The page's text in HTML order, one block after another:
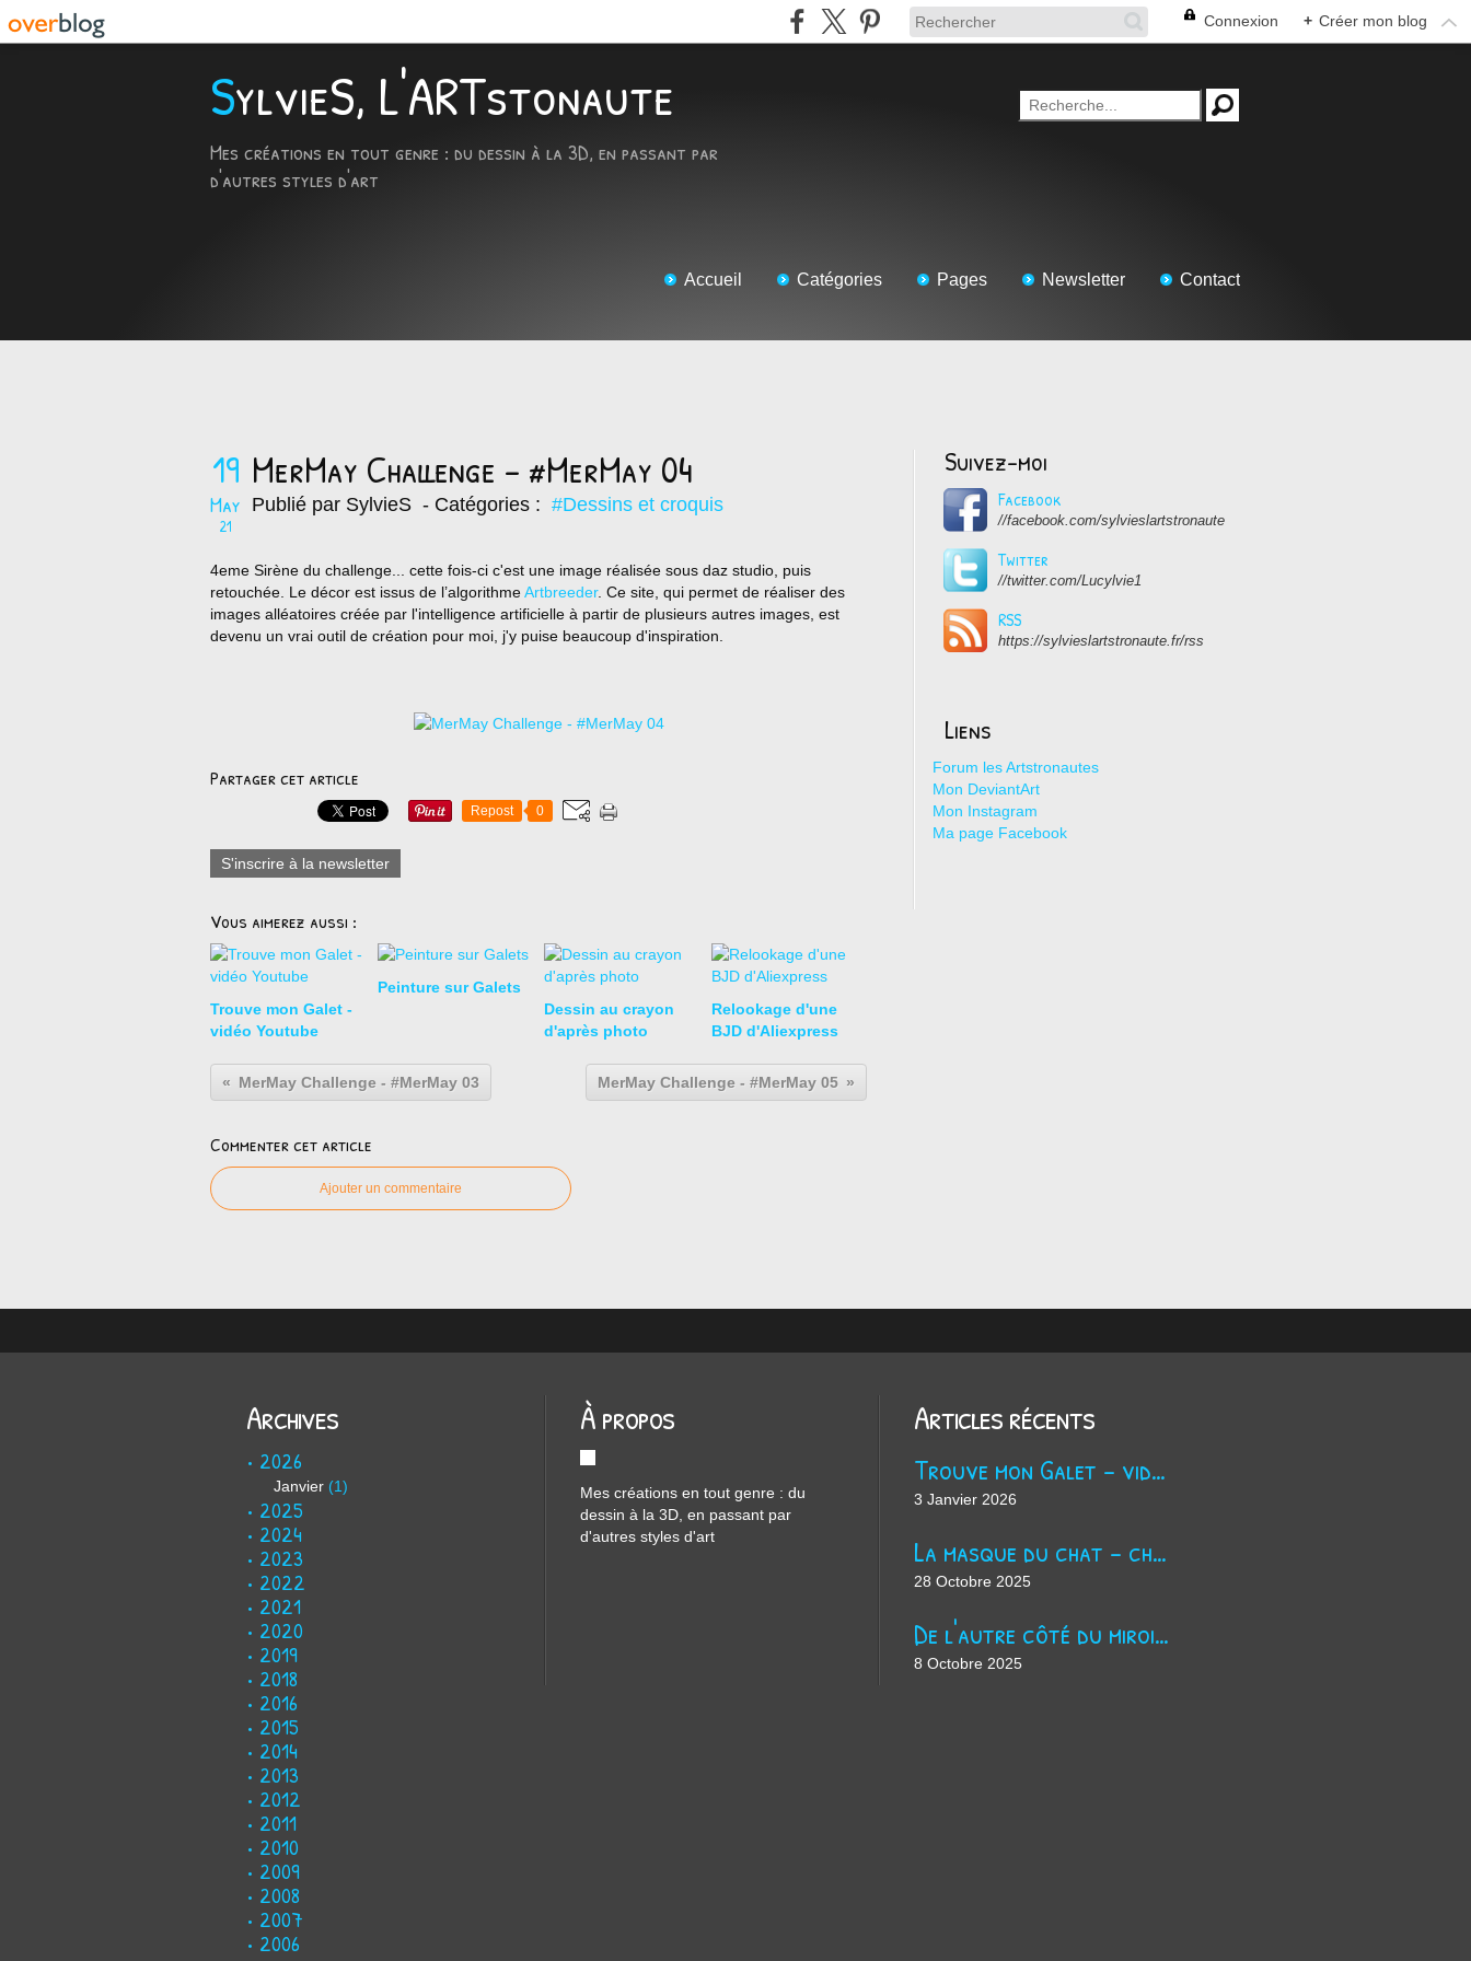
Connexion + Créer mon blog
SylvieS, L'ARTstonaute
Mes créations en tout genre : du dessin à la 3D, en passant par
d'autres styles d'art
Accueil Catégories Pages Newsletter Contact
19
May
21
MerMay Challenge - #MerMay 04
Publié par SylvieS - Catégories : #Dessins et croquis
4eme Sirène du challenge... cette fois-ci c'est une image réalisée sous daz studio, puis
retouchée. Le décor est issus de l’algorithmeArtbreeder. Ce site, qui permet de réaliser des
images alléatoires créée par l'intelligence artificielle à partir de plusieurs autres images, est
devenu un vrai outil de création pour moi, j'y puise beaucoup d'inspiration.
Partager cet article
Repost 0
S'inscrire à la newsletter
Vous aimerez aussi :
Trouve mon Galet -
vidéo Youtube
Peinture sur Galets
Dessin au crayon
d'après photo
Relookage d'une
BJD d'Aliexpress
MerMay Challenge - #MerMay 03 MerMay Challenge - #MerMay 05
Commenter cet article
Ajouter un commentaire
Suivez-moi
Facebook
//facebook.com/sylvieslartstronaute
Twitter
//twitter.com/Lucylvie1
RSS
https://sylvieslartstronaute.fr/rss
Liens
Forum les Artstronautes
Mon DeviantArt
Mon Instagram
Ma page Facebook
Archives
2026
Janvier (1)
2025
2024
2023
2022
2021
2020
2019
2018
2016
2015
2014
2013
2012
2011
2010
2009
2008
2007
2006
À propos
Mes créations en tout genre : du
dessin à la 3D, en passant par
d'autres styles d'art
Articles récents
Trouve mon Galet - vidéo Youtube
3 Janvier 2026
La masque du chat - chanson d'Halloween
28 Octobre 2025
De l'autre côté du miroir - chanson suno ai
8 Octobre 2025